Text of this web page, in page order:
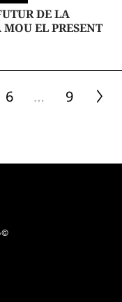
DE LA
EL PRESENT
6 … 9